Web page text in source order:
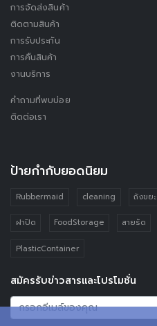
การจัดส่งสินค้า
ติดตามสินค้า
การรับประกัน
การคืนสินค้า
งานบริการ
คำถามที่พบบ่อย
ติดต่อเรา
ป้ายกำกับยอดนิยม
Rubbermaid cleaning ถังขยะ
ฝาปิด FoodStorage สายรัด
PlasticContainer
สมัครรับข่าวสารและโปรโมชั่น